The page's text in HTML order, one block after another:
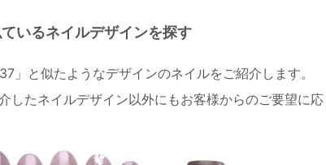
いるネイルデザインを探す
」と似たようなデザインのネイルをご紹介します。
したネイルデザイン以外にもお客様からのご要望に応